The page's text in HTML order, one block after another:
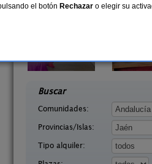
Buscar
Comunidades:
Provincias/Islas:
Tipo alquiler:
el botón Rechazar o elegir su